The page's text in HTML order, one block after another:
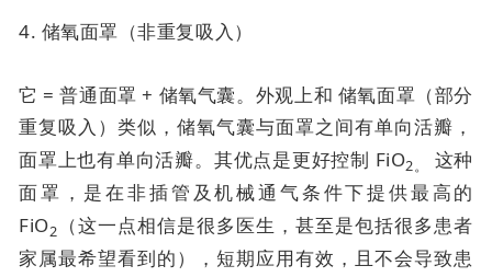
4. 储氧面罩（非重复吸入）
它 = 普通面罩 + 储氧气囊。外观上和 储氧面罩（部分
重复吸入）类似，储氧气囊与面罩之间有单向活瓣，
面罩上也有单向活瓣。其优点是更好控制 FiO2。
这种
面罩，是在非插管及机械通气条件下提供最高的
FiO2
（这一点相信是很多医生，甚至是包括很多患者
家属最希望看到的），短期应用有效，且不会导致患